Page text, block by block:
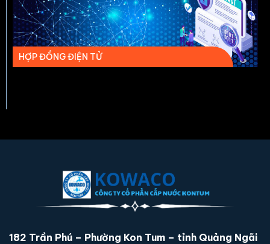
HỢP ĐỒNG ĐIỆN TỬ
182 Trần Phú – Phường Kon Tum – tỉnh Quảng Ngãi